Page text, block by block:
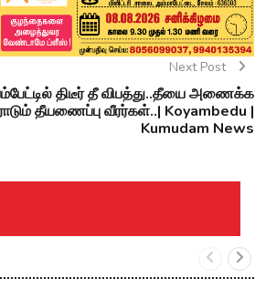
Next Post
திடீர் தீ விபத்து..தீயை அணைக்க
தீயணைப்பு வீரர்கள்..| Koyambedu |
Kumudam News